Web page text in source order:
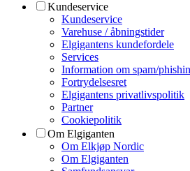
Kundeservice
Kundeservice
Varehuse / åbningstider
Elgigantens kundefordele
Services
Information om spam/
Fortrydelsesret
Elgigantens privatlivspolitik
Partner
Cookiepolitik
Om Elgiganten
Om Elkjøp Nordic
Om Elgiganten